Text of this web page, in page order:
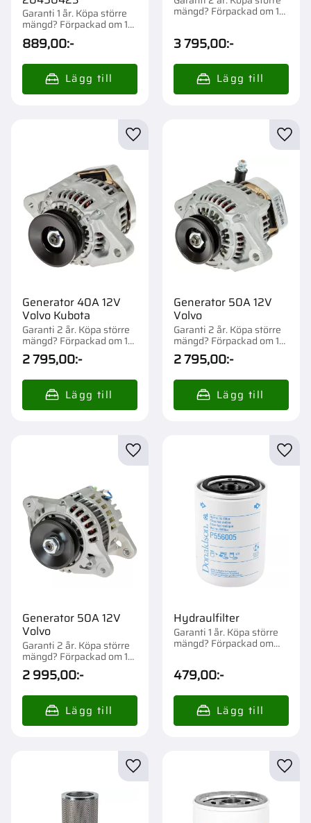
Garanti 1 år. Köpa större
mängd? Förpackad om 1
st.
889,00:-
mängd? Förpackad om 1
3 795,00:-
Generator 40A 12V
Volvo Kubota
Garanti 2 år. Köpa större
mängd? Förpackad om 1
st.
2 795,00:-
Lägg till i favoriter
Generator 50A 12V
Volvo
Garanti 2 år. Köpa större
mängd? Förpackad om 1
st.
2 795,00:-
Generator 50A 12V
Volvo
Garanti 2 år. Köpa större
mängd? Förpackad om 1
st.
2 995,00:-
Lägg till i favoriter
Hydraulfilter
Garanti 1 år. Köpa större
mängd? Förpackad om
479,00:-
Lägg till i favoriter